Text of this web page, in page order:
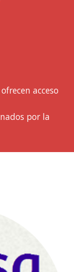
ofrecen acceso
por la